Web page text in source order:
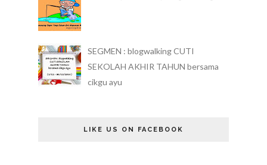
SEGMEN : blogwalking CUTI
SEKOLAH AKHIR TAHUN bersama
cikgu ayu
LIKE US ON FACEBOOK